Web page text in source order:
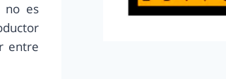
no es
entre